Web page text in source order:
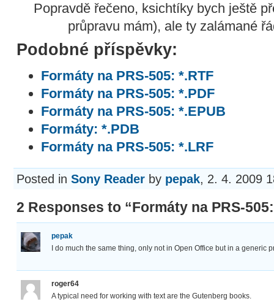
Popravdě řečeno, ksichtíky bych ještě
průpravu mám), ale ty zalámané
Podobné příspěvky:
Formáty na PRS-505: *.RTF
Formáty na PRS-505: *.PDF
Formáty na PRS-505: *.EPUB
Formáty: *.PDB
Formáty na PRS-505: *.LRF
Posted in Sony Reader by pepak, 2. 4. 2009
2 Responses to “Formáty na PRS-
pepak
I do much the same thing, only not in Open Office but in a generic
roger64
A typical need for working with text are the Gutenberg books.